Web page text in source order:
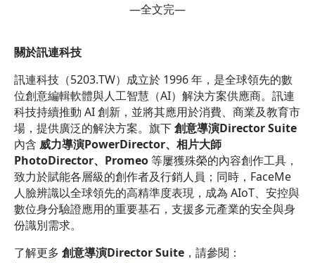
—全文完—
關於訊連科技
訊連科技（5203.TW）成立於 1996 年，是全球領先的數
位創意編輯軟體與人工智慧（AI）解決方案供應商。訊連
科技持續推動 AI 創新，並將其應用於消費、商業及教育市
場，提供廣泛的解決方案。旗下創意導演Director Suite
內含 威力導演PowerDirector、相片大師
PhotoDirector、Promeo等屢獲殊榮的內容創作工具，
致力於賦能各層級的創作者及行銷人員；同時，FaceMe
人臉辨識以全球領先的高精準度表現，成為 AIoT、安控與
數位身分驗證應用的重要基石，支援多元產業的安全與身
份識別需求。
了解更多 創意導演Director Suite ，請參閱：